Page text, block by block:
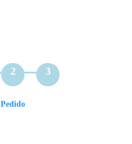
2 3
Pedido